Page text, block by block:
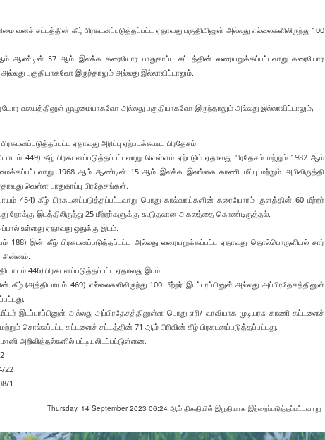
சட்டத்தின் கீழ் பிரகடனப்படுத்தப்பட்ட ஏதாவது பகுதியினுள் அல்லது எல்லைகளிலிருந்து 100
ஆண்டின் 57 ஆம் இலக்க கரையோர பாதுகாப்பு சட்டத்தின் வரையறுக்கப்பட்டவாறு கரையோர
பகுதியாகவோ இருந்தாலும் அல்லது இல்லாவிட்டாலும்.
வலயத்தினுள் முழுமையாகவோ அல்லது பகுதியாகவோ இருந்தாலும் அல்லது இல்லாவிட்டாலும்,
ஏதாவது அரிப்பு ஏற்படக்கூடிய பிரதேசம்.
449) கீழ் பிரகடனப்படுத்தப்பட்டவாறு வெள்ளம் ஏற்படும் ஏதாவது பிரதேசம் மற்றும் 1982 ஆம்
1968 ஆம் ஆண்டின் 15 ஆம் இலக்க இலங்கை காணி மீட்பு மற்றும் அபிவிருத்தி
வெள்ள பாதுகாப்பு பிரதேசங்கள்.
454) கீழ் பிரகடனப்படுத்தப்பட்டவாறு பொது கால்வாய்களின் கரையோரம் குளத்தின் 60 மீற்றர்
நோக்கு இடத்திலிருந்து 25 மீற்றர்களுக்கு கூடுதலான அகலத்தை கொண்டிருத்தல்.
உள்ளது ஏதாவது ஒதுக்கு இடம்.
இன் கீழ் பிரகடனப்படுத்தப்பட்ட அல்லது வரையறுக்கப்பட்ட ஏதாவது தொல்பொருளியல் சார்
சின்னம்.
446) பிரகடனப்படுத்தப்பட்ட ஏதாவது இடம்.
(அத்தியாயம் 469) எல்லைகளிலிருந்து 100 மீற்றர் இடப்பரப்பினுள் அல்லது அப்பிரதேசத்தினுள்
இடப்பரப்பினுள் அல்லது அப்பிரதேசத்தினுள்ள பொது ஏரி/ வாவியாக முடியரசு காணி கட்டளைச்
சொல்லப்பட்ட கட்டளைச் சட்டத்தின் 71 ஆம் பிரிவின் கீழ் பிரகடனப்படுத்தப்பட்டது.
அறிவித்தல்களில் பட்டியலிடப்பட்டுள்ளன.
22
1
Thursday, 14 September 2023 06:24 ஆம் திகதியில் இறுதியாக இற்றைப்படுத்தப்பட்டவாறு